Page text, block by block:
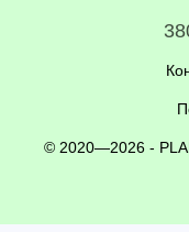
© 2020—2026 -